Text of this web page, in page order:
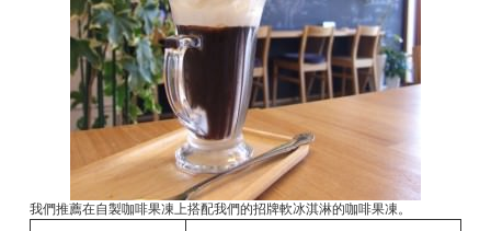
我們推薦在自製咖啡果凍上搭配我們的招牌軟冰淇淋的咖啡果凍。